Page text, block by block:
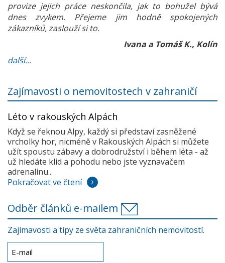
provize jejich práce neskončila, jak to bohužel bývá
dnes zvykem. Přejeme jim hodně spokojených
zákazníků, zaslouží si to.
Ivana a Tomáš K., Kolín
další...
Zajímavosti o nemovitostech v zahraničí
Léto v rakouských Alpách
Když se řeknou Alpy, každý si představí zasněžené
vrcholky hor, nicméně v Rakouských Alpách si můžete
užít spoustu zábavy a dobrodružství i během léta - až
už hledáte klid a pohodu nebo jste vyznavačem
adrenalinu...
Pokračovat ve čtení
Odběr článků e-mailem
Zajímavosti a tipy ze světa zahraničních nemovitostí.